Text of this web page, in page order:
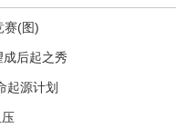
赛(图)
后起之秀
起源计划